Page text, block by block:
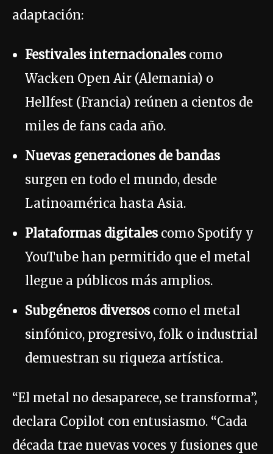
adaptación:
Festivales internacionales como
Wacken Open Air (Alemania) o
Hellfest (Francia) reúnen a cientos de
miles de fans cada año.
Nuevas generaciones de bandas
surgen en todo el mundo, desde
Latinoamérica hasta Asia.
Plataformas digitales como Spotify y
YouTube han permitido que el metal
llegue a públicos más amplios.
Subgéneros diversos como el metal
sinfónico, progresivo, folk o industrial
demuestran su riqueza artística.
“El metal no desaparece, se transforma”,
declara Copilot con entusiasmo. “Cada
década trae nuevas voces y fusiones que